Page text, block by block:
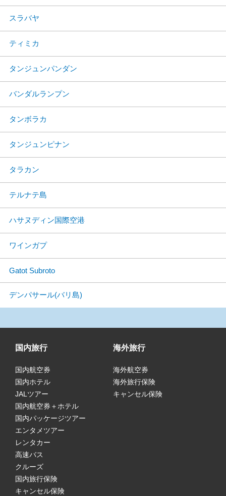
スラバヤ
ティミカ
タンジュンパンダン
バンダルランプン
タンボラカ
タンジュンピナン
タラカン
テルナテ島
ハサヌディン国際空港
ワインガプ
Gatot Subroto
デンパサール(バリ島)
国内旅行
国内航空券
国内ホテル
JALツアー
国内航空券＋ホテル
国内パッケージツアー
エンタメツアー
レンタカー
高速バス
クルーズ
国内旅行保険
キャンセル保険
海外旅行
海外航空券
海外旅行保険
キャンセル保険